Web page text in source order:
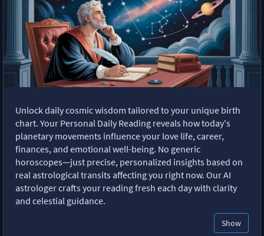
Unlock daily cosmic wisdom tailored to your unique birth
chart. Your Personal Daily Reading reveals how today's
planetary movements influence your love life, career,
finances, and emotional well-being. No generic
horoscopes—just precise, personalized insights based on
real astrological transits affecting you right now. Our AI
astrologer crafts your reading fresh each day with clarity
and celestial guidance.
Show